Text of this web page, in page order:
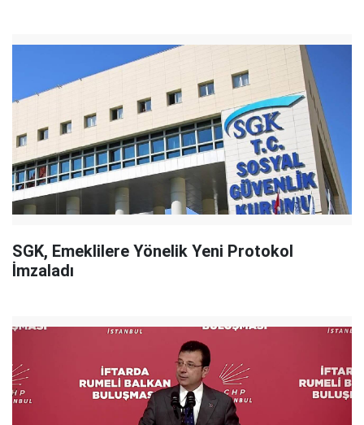
SGK, Emeklilere Yönelik Yeni Protokol
İmzaladı